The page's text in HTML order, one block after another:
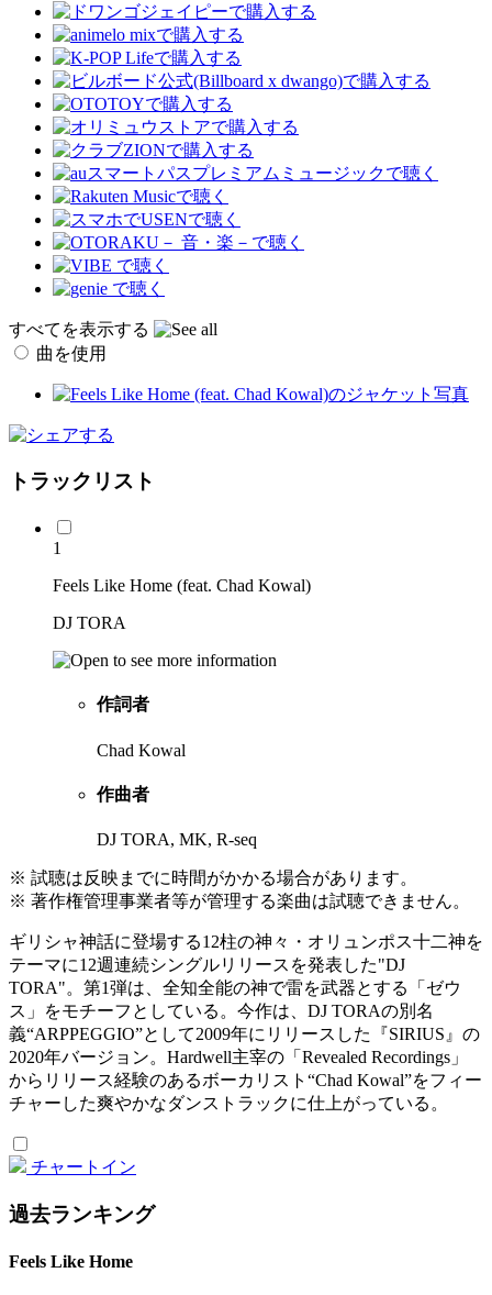
すべてを表示する
曲を使用
トラックリスト
1
Feels Like Home (feat. Chad Kowal)
DJ TORA
作詞者
Chad Kowal
作曲者
DJ TORA, MK, R-seq
※ 試聴は反映までに時間がかかる場合があります。
※ 著作権管理事業者等が管理する楽曲は試聴できません。
ギリシャ神話に登場する12柱の神々・オリュンポス十二神を
テーマに12週連続シングルリリースを発表した"DJ
TORA"。第1弾は、全知全能の神で雷を武器とする「ゼウ
ス」をモチーフとしている。今作は、DJ TORAの別名
義“ARPPEGGIO”として2009年にリリースした『SIRIUS』の
2020年バージョン。Hardwell主宰の「Revealed Recordings」
からリリース経験のあるボーカリスト“Chad Kowal”をフィー
チャーした爽やかなダンストラックに仕上がっている。
チャートイン
過去ランキング
Feels Like Home